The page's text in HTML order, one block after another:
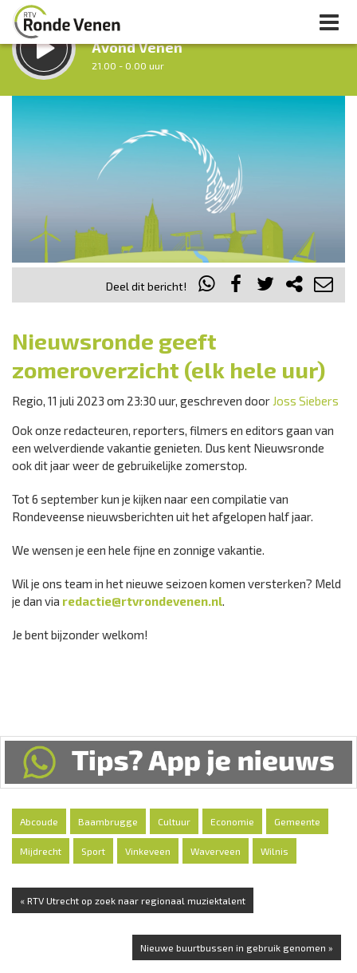
LUISTER LIVE:
Avond Venen
21.00 - 0.00 uur
uur 1 van 0
Deel dit bericht!
Nieuwsronde geeft
zomeroverzicht (elk hele uur)
Regio, 11 juli 2023 om 23:30 uur, geschreven door Joss Siebers
Ook onze redacteuren, reporters, filmers en editors gaan van
een welverdiende vakantie genieten. Dus kent Nieuwsronde
ook dit jaar weer de gebruikelijke zomerstop.
Tot 6 september kun je kijken naar een compilatie van
Rondeveense nieuwsberichten uit het afgelopen half jaar.
We wensen je een hele fijne en zonnige vakantie.
Wil je ons team in het nieuwe seizoen komen versterken? Meld
je dan via redactie@rtvrondevenen.nl.
Je bent bijzonder welkom!
Abcoude Baambrugge Cultuur Economie Gemeente
Mijdrecht Sport Vinkeveen Waverveen Wilnis
« RTV Utrecht op zoek naar regionaal muziektalent
Nieuwe buurtbussen in gebruik genomen »